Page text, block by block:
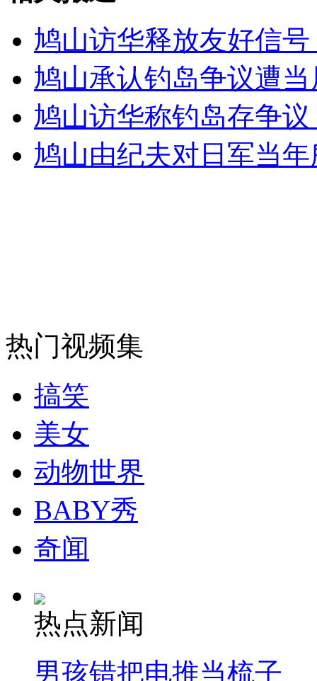
女孩北京地铁殴打老人 痛下狠手拳打脚踢
无痛分娩是否安全 医生回应
外交部：反对强权政治霸凌主义
纽约上演“枕头大战”
司机酒驾遇交警 急速倒车逃窜
鸠山访华释放友好信
鸠山承认钓岛争议遭
鸠山访华称钓岛存争
鸠山由纪夫对日军当
热门视频集
搞笑
美女
动物世界
BABY秀
奇闻
热点新闻
男孩错把电推当梳子